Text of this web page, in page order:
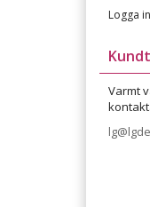
Logga in
Varmt